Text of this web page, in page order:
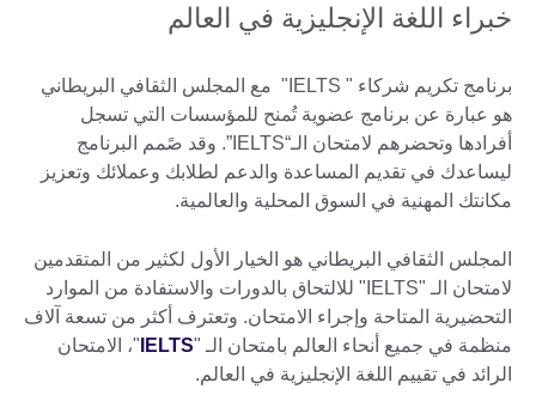
خبراء اللغة الإنجليزية في العالم
برنامج تكريم شركاء " IELTS" مع المجلس الثقافي البريطاني
هو عبارة عن برنامج عضوية تُمنح للمؤسسات التي تسجل
أفرادها وتحضرهم لامتحان الـ“IELTS”. وقد صًمم البرنامج
ليساعدك في تقديم المساعدة والدعم لطلابك وعملائك وتعزيز
مكانتك المهنية في السوق المحلية والعالمية.
المجلس الثقافي البريطاني هو الخيار الأول لكثير من المتقدمين
لامتحان الـ "IELTS" للالتحاق بالدورات والاستفادة من الموارد
التحضيرية المتاحة وإجراء الامتحان. وتعترف أكثر من تسعة آلاف
منظمة في جميع أنحاء العالم بامتحان الـ "IELTS "، الامتحان
الرائد في تقييم اللغة الإنجليزية في العالم.